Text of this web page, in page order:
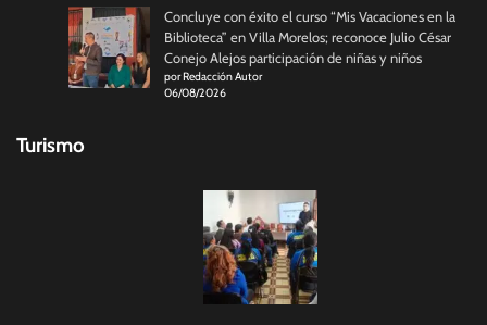
Concluye con éxito el curso “Mis Vacaciones en la
Biblioteca” en Villa Morelos; reconoce Julio César
Conejo Alejos participación de niñas y niños
por Redacción Autor
06/08/2026
Turismo